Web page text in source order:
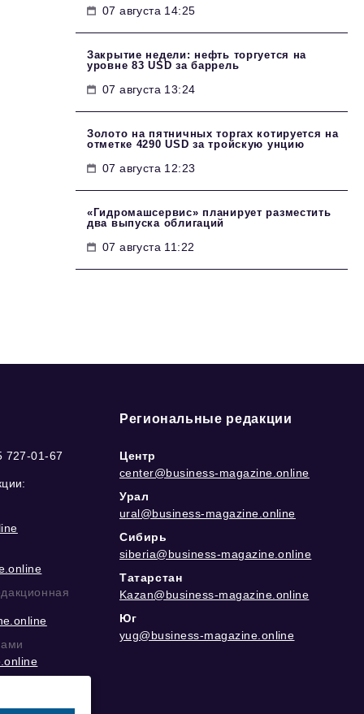
07 августа 14:25
Закрытие недели: нефть торгуется на
уровне 83 USD за баррель
07 августа 13:24
Золото на пятничных торгах котируется на
отметке 4290 USD за тройскую унцию
07 августа 12:23
«Гидромашсервис» планирует разместить
два выпуска облигаций
07 августа 11:22
727-01-67
Региональные редакции
Центр
center@business-magazine.online
Урал
ural@business-magazine.online
Сибирь
siberia@business-magazine.online
Татарстан
Kazan@business-magazine.online
Юг
yug@business-magazine.online